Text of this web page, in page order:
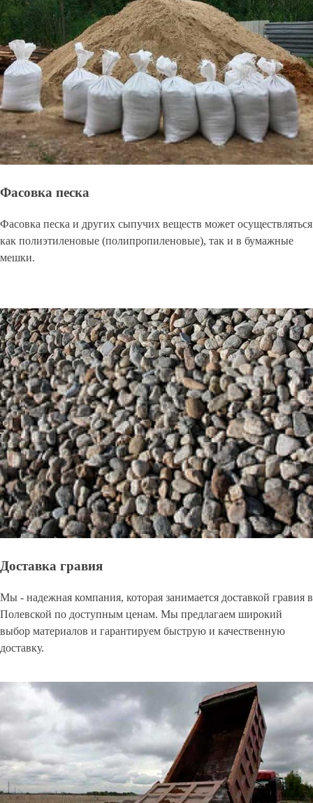
Фасовка песка
Фасовка песка и других сыпучих веществ может осуществляться
как полиэтиленовые (полипропиленовые), так и в бумажные
мешки.
Доставка гравия
Мы - надежная компания, которая занимается доставкой гравия в
Полевской по доступным ценам. Мы предлагаем широкий
выбор материалов и гарантируем быструю и качественную
доставку.